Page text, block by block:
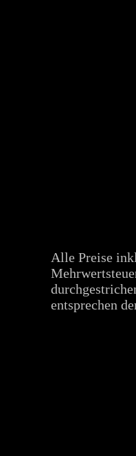
Alle Preise
entsprechen